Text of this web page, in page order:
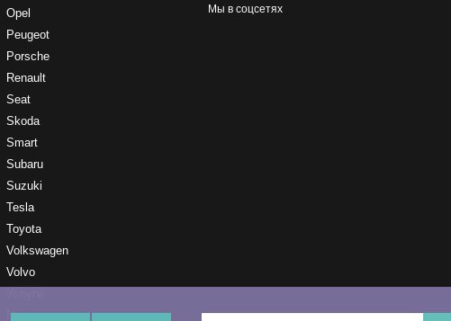
Opel
Peugeot
Porsche
Renault
Seat
Skoda
Smart
Subaru
Suzuki
Tesla
Toyota
Volkswagen
Volvo
New
Мы в соцсетях